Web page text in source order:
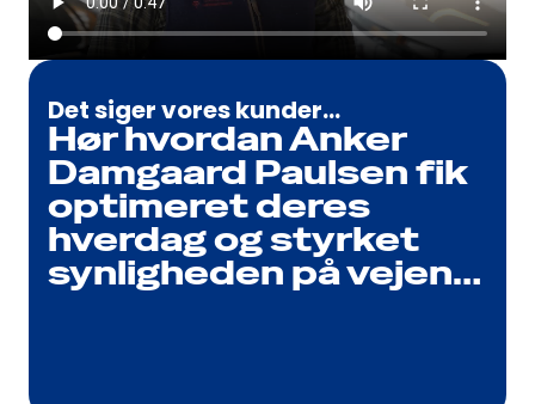
Det siger vores kunder…
Hør hvordan Anker
Damgaard Paulsen fik
optimeret deres
hverdag og styrket
synligheden på vejen…